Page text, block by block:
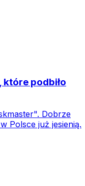
które podbiło
Dobrze
Polsce już jesienią.